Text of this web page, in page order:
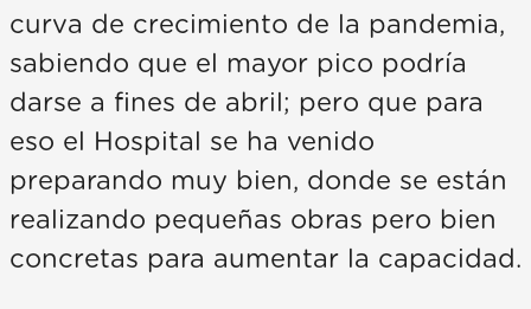
curva de crecimiento de la pandemia,
sabiendo que el mayor pico podría
darse a fines de abril; pero que para
eso el Hospital se ha venido
preparando muy bien, donde se están
realizando pequeñas obras pero bien
concretas para aumentar la capacidad.